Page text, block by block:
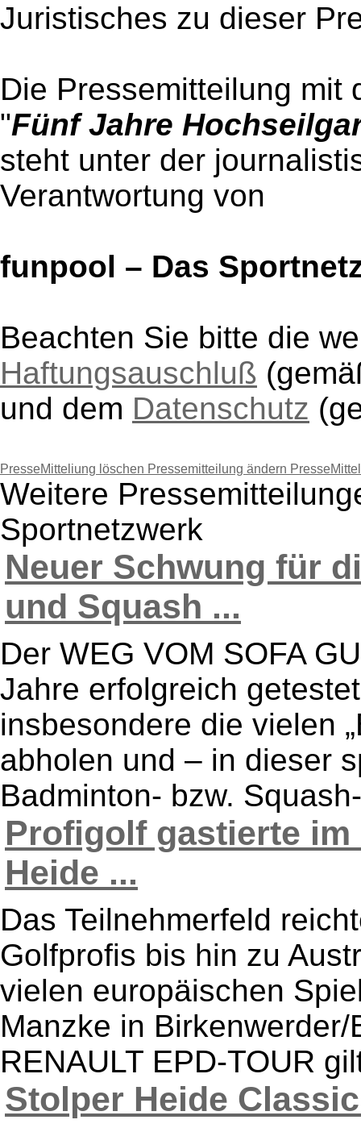
Juristisches zu dieser
Die Pressemitteilung mit
"Fünf Jahre
steht unter der
Verantwortung von
funpool – Das
Beachten Sie bitte die
Haftungsauschluß
und dem Datenschutz
PresseMitteliung löschen Pressemitteilung ändern
Weitere
Sportnetzwerk
Neuer Schwung für
und Squash ...
Der WEG VOM SOFA
Jahre erfolgreich
insbesondere die vielen
abholen und – in dieser
Badminton- bzw.
Profigolf gastierte
Heide ...
Das Teilnehmerfeld
Golfprofis bis hin zu
vielen europäischen
Manzke in
RENAULT EPD-TOUR
Stolper Heide